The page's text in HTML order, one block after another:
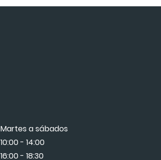
Martes a sábados
10:00 - 14:00
16:00 - 18:30